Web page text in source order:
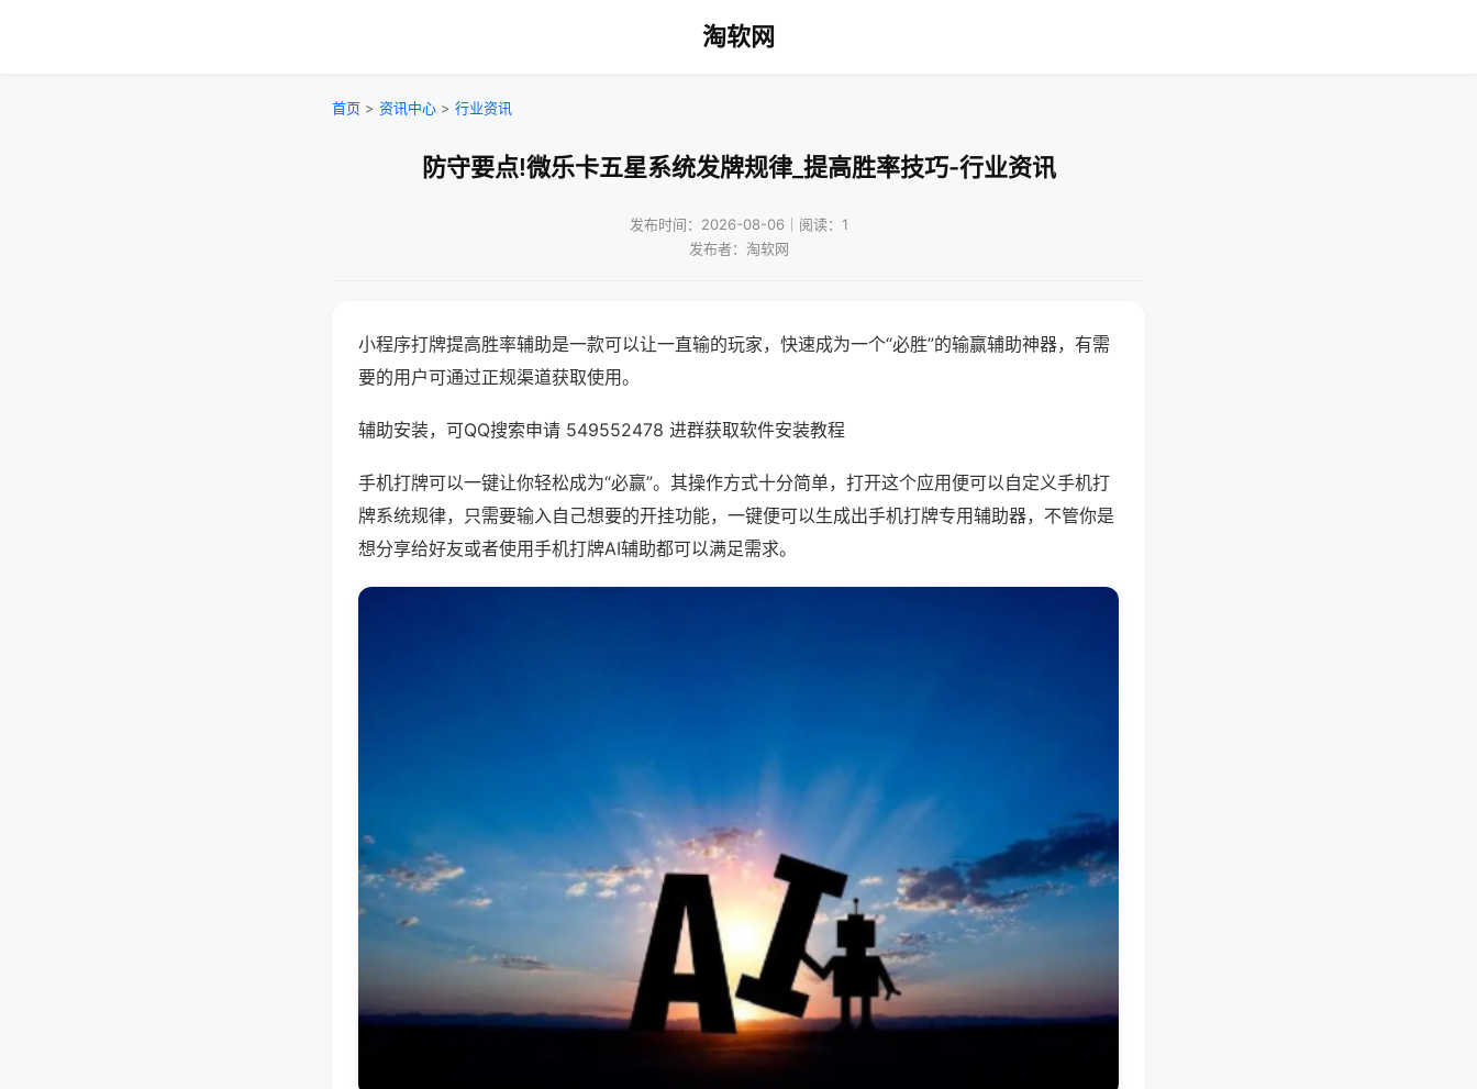
淘软网
首页 > 资讯中心 > 行业资讯
防守要点!微乐卡五星系统发牌规律_提高胜率技巧-行业资讯
发布时间：2026-08-06｜阅读：1
发布者：淘软网
小程序打牌提高胜率辅助是一款可以让一直输的玩家，快速成为一个“必胜”的输赢辅助神器，有需
要的用户可通过正规渠道获取使用。
辅助安装，可QQ搜索申请 549552478 进群获取软件安装教程
手机打牌可以一键让你轻松成为“必赢”。其操作方式十分简单，打开这个应用便可以自定义手机打
牌系统规律，只需要输入自己想要的开挂功能，一键便可以生成出手机打牌专用辅助器，不管你是
想分享给好友或者使用手机打牌AI辅助都可以满足需求。